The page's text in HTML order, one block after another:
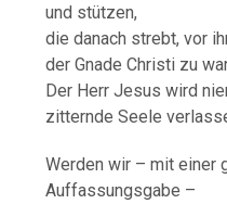
und stützen,
die danach strebt, vor
der Gnade Christi zu
Der Herr Jesus wird
zitternde Seele
Werden wir – mit einer
Auffassungsgabe –